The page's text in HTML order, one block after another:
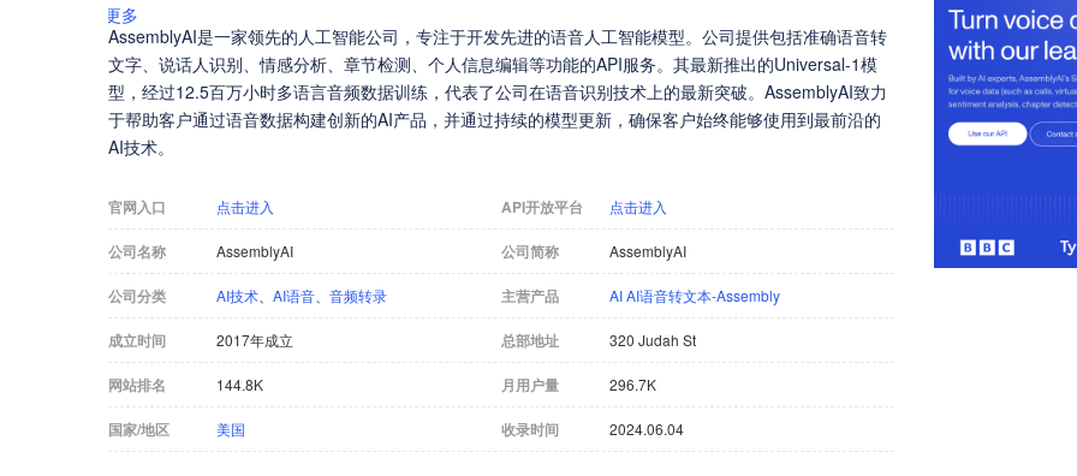
更多
AssemblyAI是一家领先的人工智能公司，专注于开发先进的语音人工智能模型。公司提供包括准确语音转
文字、说话人识别、情感分析、章节检测、个人信息编辑等功能的API服务。其最新推出的Universal-1模
型，经过12.5百万小时多语言音频数据训练，代表了公司在语音识别技术上的最新突破。AssemblyAI致力
于帮助客户通过语音数据构建创新的AI产品，并通过持续的模型更新，确保客户始终能够使用到最前沿的
AI技术。
官网入口 点击进入 API开放平台 点击进入
公司名称 AssemblyAI 公司简称 AssemblyAI
公司分类 AI技术 AI语音 音频转录 主营产品 AI AI语音转文本-Assembly
成立时间 2017年成立 总部地址 320 Judah St
网站排名 144.8K 月用户量 296.7K
国家/地区 美国 收录时间 2024.06.04